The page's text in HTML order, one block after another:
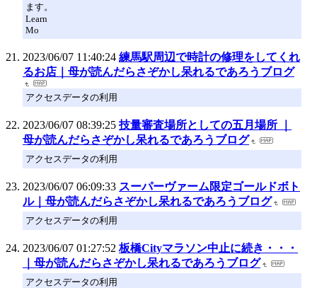
ます。
Learn
Mo
2023/06/07 11:40:24 練馬駅周辺で時計の修理をしてくれ
るお店｜母が読んだらさぞかし呆れるであろうブログ
アクセスデータの利用
2023/06/07 08:39:25 技量審査場所としての五月場所 ｜
母が読んだらさぞかし呆れるであろうブログ
アクセスデータの利用
2023/06/07 06:09:33 スーパーヴァーム限定ゴールドボト
ル｜母が読んだらさぞかし呆れるであろうブログ
アクセスデータの利用
2023/06/07 01:27:52 板橋Cityマラソン中止に続き・・・
｜母が読んだらさぞかし呆れるであろうブログ
アクセスデータの利用